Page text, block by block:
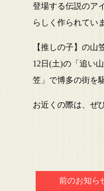
登場する伝説のア
らしく作られてい
【推しの子】の山
12日(土)の「追い
笠」で博多の街を
お近くの際は、ぜ
前のお知ら